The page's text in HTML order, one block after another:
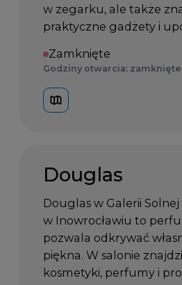
w zegarku, ale także
praktyczne gadżety i
Zamknięte
Godziny otwarcia: zamknięte
Douglas
Douglas w Galerii Solnej
w Inowrocławiu to
pozwala odkrywać
piękna. W salonie
kosmetyki, perfumy i